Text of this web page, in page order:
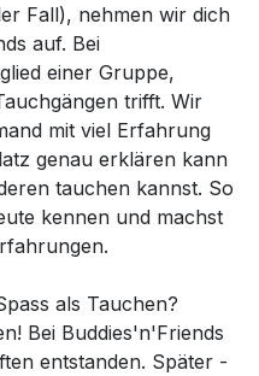
Fall), nehmen wir dich
auf. Bei
einer Gruppe,
trifft. Wir
mit viel Erfahrung
genau erklären kann
tauchen kannst. So
kennen und machst
als Tauchen?
Bei Buddies'n'Friends
entstanden. Später -